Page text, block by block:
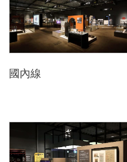
Pilipino
អក្ខរក្រម
ខេមរភាសា
Bahasa
ไทย
Bahasa
國內線